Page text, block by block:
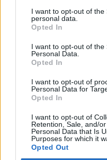
I want to opt-out of the
personal data.
Opted In
I want to opt-out of the
Personal Data.
Opted In
I want to opt-out of
Personal Data for
Opted In
I want to opt-out of
Retention, Sale, and/
Personal Data that Is
Purposes for which it
Opted Out
Žinios | Orai
V. Zalužno pasisakymą
Laidos | Nauja diena
K. Prunskienės brolis
prieš mirtį: „Tai buvo
ženklas“